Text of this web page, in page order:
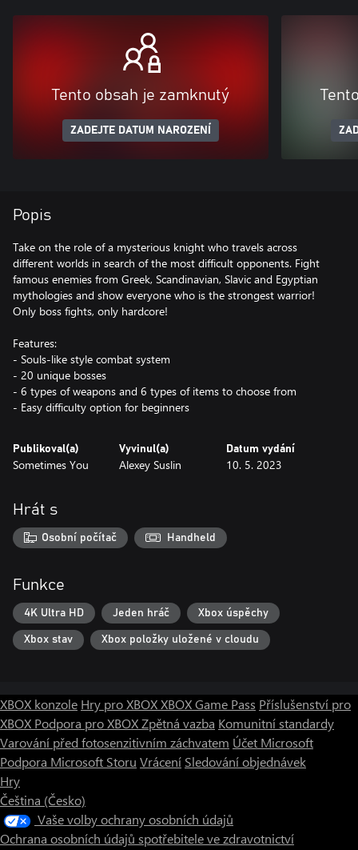
Tento obsah je zamknutý
ZADEJTE DATUM NAROZENÍ
Popis
Take on the role of a mysterious knight who travels across
different worlds in search of the most difficult opponents. Fight
famous enemies from Greek, Scandinavian, Slavic and Egyptian
mythologies and show everyone who is the strongest warrior!
Only boss fights, only hardcore!
Features:
- Souls-like style combat system
- 20 unique bosses
- 6 types of weapons and 6 types of items to choose from
- Easy difficulty option for beginners
Publikoval(a)
Sometimes You
Vyvinul(a)
Alexey Suslin
Datum vydání
10. 5. 2023
Hrát s
Osobní počítač Handheld
Funkce
4K Ultra HD Jeden hráč Xbox úspěchy
Xbox stav Xbox položky uložené v cloudu
XBOX konzole Hry pro XBOXXBOX Game Pass Příslušenství pro
XBOX Podpora pro XBOXZpětná vazba Komunitní standardy
Varování před fotosenzitivním záchvatem Účet Microsoft
Podpora Microsoft Storu Vrácení Sledování objednávek
Hry
Čeština (Česko)
Vaše volby ochrany osobních údajů
Ochrana osobních údajů spotřebitele ve zdravotnictví